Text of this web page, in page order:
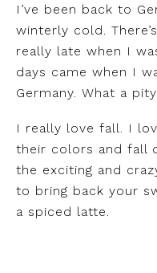
I’ve been back to
winterly cold.
really late when I
days came when I
Germany. What a
I really love fall. I
their colors and fall
the exciting and
to bring back your
a spiced latte.